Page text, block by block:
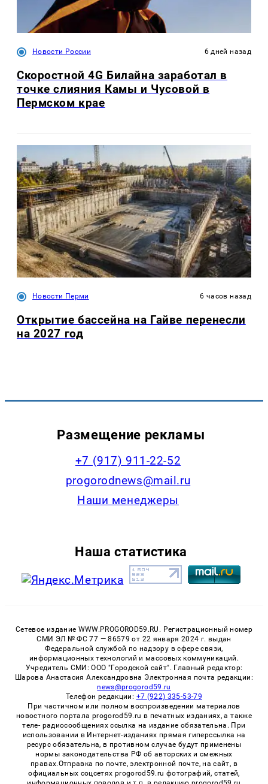
Новости России 6 дней назад
Скоростной 4G Билайна заработал в
точке слияния Камы и Чусовой в
Пермском крае
Новости Перми 6 часов назад
Открытие бассейна на Гайве перенесли
на 2027 год
Размещение рекламы
+7 (917) 911-22-52
progorodnews@mail.ru
Наши менеджеры
Наша статистика
Сетевое издание WWW.PROGOROD59.RU. Регистрационный номер
СМИ ЭЛ № ФС 77 — 86579 от 22 января 2024 г. выдан
Федеральной службой по надзору в сфере связи,
информационных технологий и массовых коммуникаций.
Учредитель СМИ: ООО "Городской сайт". Главный редактор:
Шарова Анастасия Александровна Электронная почта редакции:
news@progorod59.ru
Телефон редакции: +7 (922) 335-53-79
При частичном или полном воспроизведении материалов
новостного портала progorod59.ru в печатных изданиях, а также
теле- радиосообщениях ссылка на издание обязательна. При
использовании в Интернет-изданиях прямая гиперссылка на
ресурс обязательна, в противном случае будут применены
нормы законодательства РФ об авторских и смежных
правах.Отправка по почте, электронной почте, на сайт, в
официальных соцсетях progorod59.ru фотографий, статей,